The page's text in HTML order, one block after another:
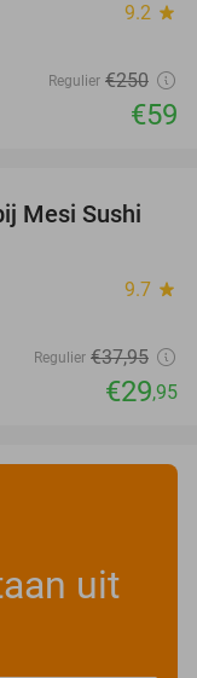
9.2 star
Regulier €250
€59
21%
Mesi Sushi
9.7 star
Regulier €37,95
€29,95
uit